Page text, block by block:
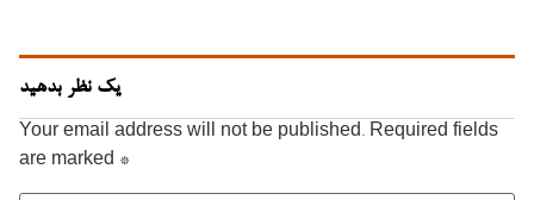
یک نظر بدهید
Your email address will not be published. Required fields
are marked *